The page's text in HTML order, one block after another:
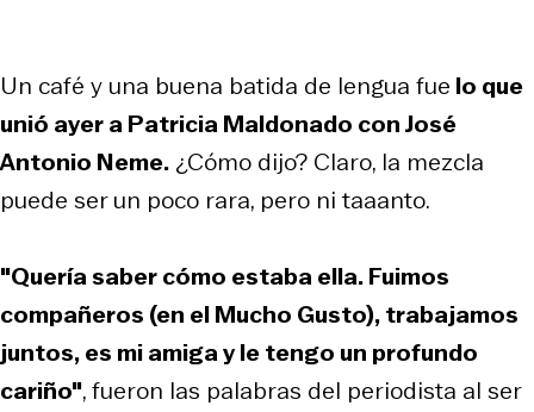
Un café y una buena batida de lengua fue lo que
unió ayer a Patricia Maldonado con José
Antonio Neme. ¿Cómo dijo? Claro, la mezcla
puede ser un poco rara, pero ni taaanto.
"Quería saber cómo estaba ella. Fuimos
compañeros (en el Mucho Gusto), trabajamos
juntos, es mi amiga y le tengo un profundo
cariño", fueron las palabras del periodista al ser